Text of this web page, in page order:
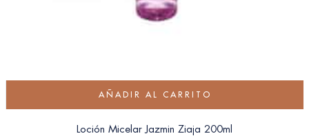
AÑADIR AL CARRITO
Loción Micelar Jazmin Ziaja 200ml